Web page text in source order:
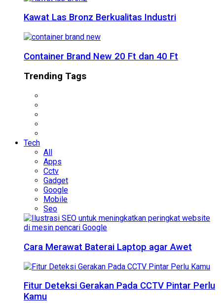
Kawat Las Bronz Berkualitas Industri
Container Brand New 20 Ft dan 40 Ft
Trending Tags
Tech
All
Apps
Cctv
Gadget
Google
Mobile
Seo
Cara Merawat Baterai Laptop agar Awet
Fitur Deteksi Gerakan Pada CCTV Pintar Perlu
Kamu